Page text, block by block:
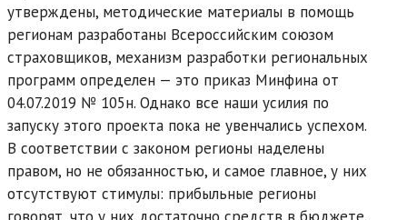
утверждены, методические материалы в помощь
регионам разработаны Всероссийским союзом
страховщиков, механизм разработки региональных
программ определен — это приказ Минфина от
04.07.2019 № 105н. Однако все наши усилия по
запуску этого проекта пока не увенчались успехом.
В соответствии с законом регионы наделены
правом, но не обязанностью, и самое главное, у них
отсутствуют стимулы: прибыльные регионы